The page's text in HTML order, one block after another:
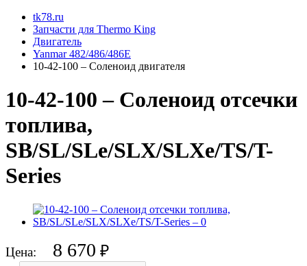
tk78.ru
Запчасти для Thermo King
Двигатель
Yanmar 482/486/486E
10-42-100 – Соленоид двигателя
10-42-100 – Соленоид отсечки
топлива,
SB/SL/SLe/SLX/SLXe/TS/T-
Series
Цена: 8 670 ₽